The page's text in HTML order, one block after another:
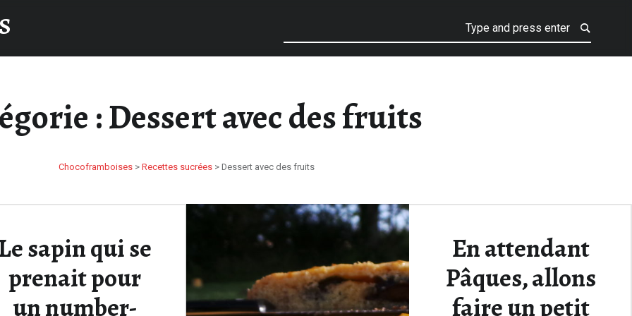
:Dessert avec des fruits
Chocoframboises> Recettes sucrées> Dessert avec des fruits
sapin qui se
prenait pour
un number-
En attendant
Pâques, allons
faire un petit